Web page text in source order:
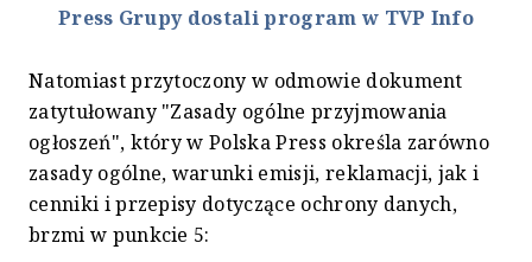
Press Grupy dostali program w TVP Info
Natomiast przytoczony w odmowie dokument
zatytułowany "Zasady ogólne przyjmowania
ogłoszeń", który w Polska Press określa zarówno
zasady ogólne, warunki emisji, reklamacji, jak i
cenniki i przepisy dotyczące ochrony danych,
brzmi w punkcie 5: